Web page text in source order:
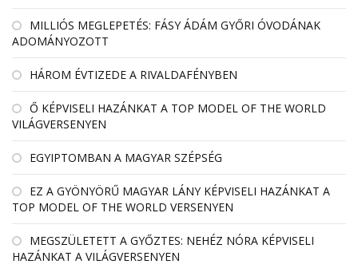
MILLIÓS MEGLEPETÉS: FÁSY ÁDÁM GYŐRI ÓVODÁNAK
ADOMÁNYOZOTT
HÁROM ÉVTIZEDE A RIVALDAFÉNYBEN
Ő KÉPVISELI HAZÁNKAT A TOP MODEL OF THE WORLD
VILÁGVERSENYEN
EGYIPTOMBAN A MAGYAR SZÉPSÉG
EZ A GYÖNYÖRŰ MAGYAR LÁNY KÉPVISELI HAZÁNKAT A
TOP MODEL OF THE WORLD VERSENYEN
MEGSZÜLETETT A GYŐZTES: NEHÉZ NÓRA KÉPVISELI
HAZÁNKAT A VILÁGVERSENYEN